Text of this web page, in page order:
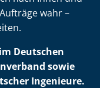
wahr –
Deutschen
sowie
Ingenieure.